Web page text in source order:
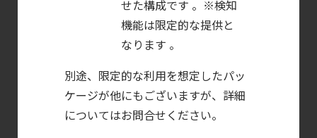
年に脅威の状況を根本から変えた
4 つの側面
CSPMとは？
クラウド構成ミスを未然に防ぐSecurity
Posture
せた構成です 。※検知
機能は限定的な提供と
なります 。
別途、限定的な利用を想定したパッ
ケージが他にもございますが、詳細
についてはお問合せください。